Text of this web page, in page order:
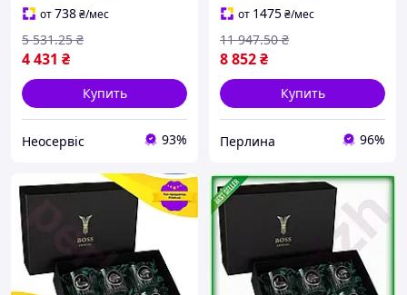
женщин 25Neo-ss
от738₴/мес
4 431 ₴
5 531.25 ₴
Купить
Неосервіс 93%
Per33/R
от 1475₴/мес
8 852₴
11 947.50 ₴
Купить
Перлина 96%